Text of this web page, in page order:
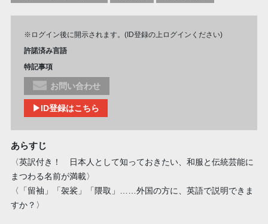
※ログイン後に開示されます。(ID登録の上ログインください)
許諾済み言語
特記事項
お問い合わせ
▶ID登録はこちら
あらすじ
〈英訳付き！ 日本人として知っておきたい、和服と伝統芸能に
まつわる名前が満載〉
〈「留袖」「袈裟」「隈取」……外国の方に、英語で説明できま
すか？〉